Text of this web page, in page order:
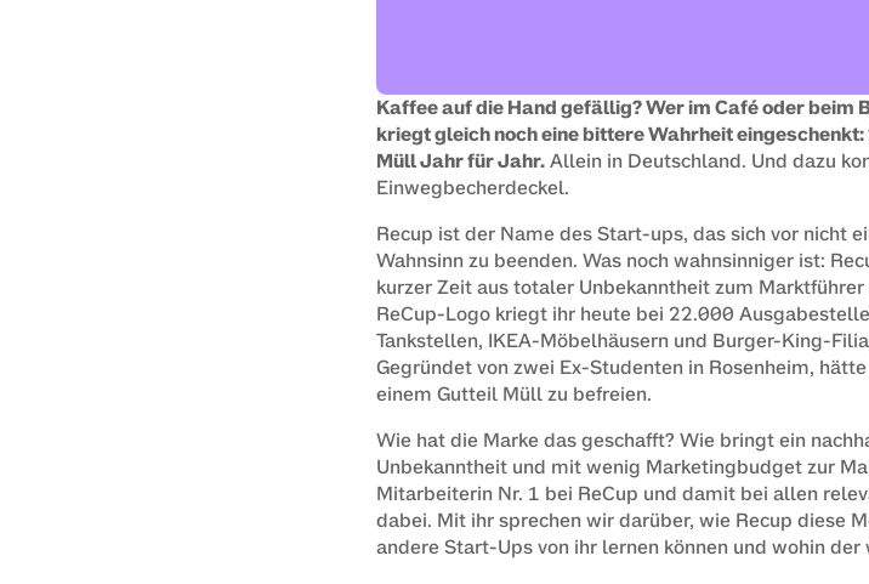
Kaffee auf die Hand gefällig? Wer im Café oder beim
kriegt gleich noch eine bittere Wahrheit
Müll Jahr für Jahr. Allein in Deutschland. Und dazu
Einwegbecherdeckel.
Recup ist der Name des Start-ups, das sich vor nicht
Wahnsinn zu beenden. Was noch wahnsinniger ist:
kurzer Zeit aus totaler Unbekanntheit zum
ReCup-Logo kriegt ihr heute bei 22.000
Tankstellen, IKEA-Möbelhäusern und Burger-King-
Gegründet von zwei Ex-Studenten in Rosenheim,
einem Gutteil Müll zu befreien.
Wie hat die Marke das geschafft? Wie bringt ein
Unbekanntheit und mit wenig Marketingbudget zur
Mitarbeiterin Nr. 1 bei ReCup und damit bei allen
dabei. Mit ihr sprechen wir darüber, wie Recup diese
andere Start-Ups von ihr lernen können und wohin